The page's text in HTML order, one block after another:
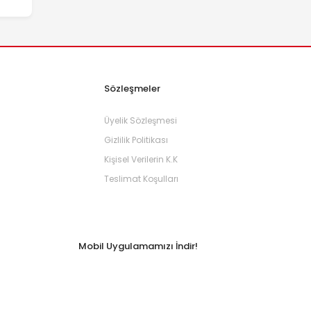
Sözleşmeler
Üyelik Sözleşmesi
Gizlilik Politikası
Kişisel Verilerin K.K
Teslimat Koşulları
Mobil Uygulamamızı İndir!